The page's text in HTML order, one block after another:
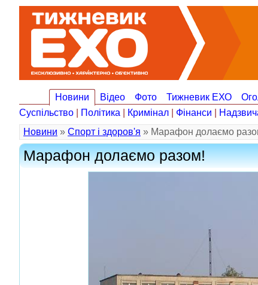
Новини Відео Фото Тижневик ЕХО
Суспільство
Політика Кримінал Фінанси
Новини » Спорт і здоров'я » Марафон долаємо
Марафон долаємо разом!